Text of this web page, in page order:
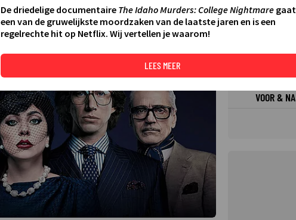
TOEVOEGEN AAN AGENDA DELEN
DE
VOOR &
De driedelige documentaire The Idaho Murders: College Nightmaregaat
een van de gruwelijkste moordzaken van de laatste jaren en is een
regelrechte hit op Netflix. Wij vertellen je waarom!
LEES MEER